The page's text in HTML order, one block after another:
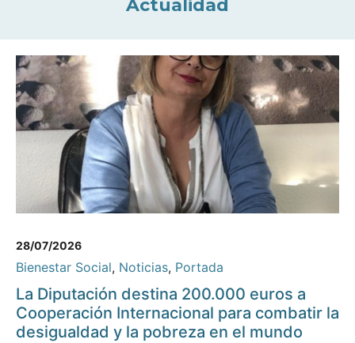
Actualidad
28/07/2026
Bienestar Social, Noticias, Portada
La Diputación destina 200.000 euros a
Cooperación Internacional para combatir la
desigualdad y la pobreza en el mundo